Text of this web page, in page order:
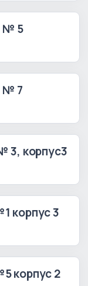
№ 5
№ 7
3, корпус3
корпус 3
корпус 2